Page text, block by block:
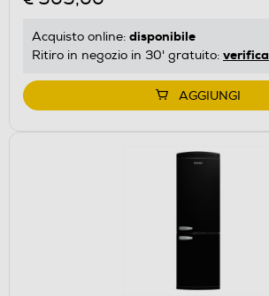
energetico
di
Youreko.
Acquisto online: disponibile
Ritiro in negozio in 30' gratuito: verifica
AGGIUNGI